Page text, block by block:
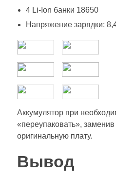
4 Li-Ion банки 18650
Напряжение зарядки:
Аккумулятор при
«переупаковать»,
оригинальную плату.
Вывод